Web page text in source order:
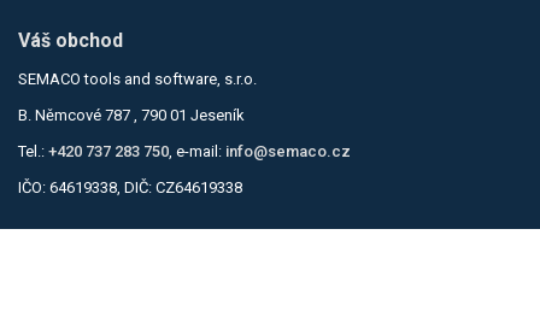
Váš obchod
SEMACO tools and software, s.r.o.
B. Němcové 787 , 790 01 Jeseník
Tel.: +420 737 283 750, e-mail: info@semaco.cz
IČO: 64619338, DIČ: CZ64619338